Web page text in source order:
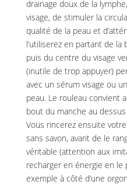
drainage doux de la
visage, de stimuler la
qualité de la peau et
l’utiliserez en partant de
puis du centre du visage
(inutile de trop appuyer)
avec un sérum visage ou
peau. Le rouleau convient
bout du manche au
Vous rincerez ensuite
sans savon, avant de le
véritable (attention aux
recharger en énergie en
exemple à côté d’une